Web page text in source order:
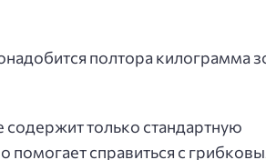
полтора килограмма
содержит только стандартную
справиться с